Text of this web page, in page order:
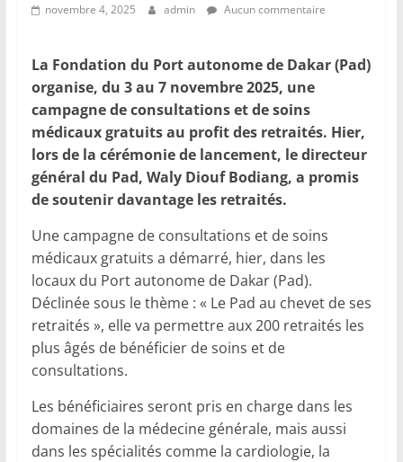
novembre 4, 2025 admin Aucun commentaire
La Fondation du Port autonome de Dakar (Pad)
organise, du 3 au 7 novembre 2025, une
campagne de consultations et de soins
médicaux gratuits au profit des retraités. Hier,
lors de la cérémonie de lancement, le directeur
général du Pad, Waly Diouf Bodiang, a promis
de soutenir davantage les retraités.
Une campagne de consultations et de soins
médicaux gratuits a démarré, hier, dans les
locaux du Port autonome de Dakar (Pad).
Déclinée sous le thème : « Le Pad au chevet de ses
retraités », elle va permettre aux 200 retraités les
plus âgés de bénéficier de soins et de
consultations.
Les bénéficiaires seront pris en charge dans les
domaines de la médecine générale, mais aussi
dans les spécialités comme la cardiologie, la